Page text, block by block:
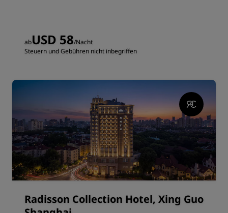
abUSD 58/Nacht
Steuern und Gebühren nicht inbegriffen
Radisson Collection Hotel, Xing Guo